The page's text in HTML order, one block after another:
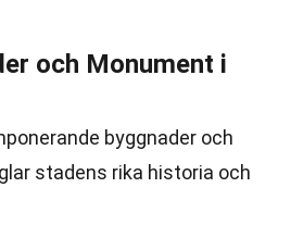
och Monument i
byggnader och
stadens rika historia och